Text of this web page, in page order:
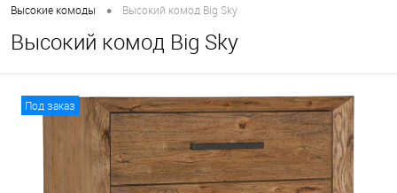
Высокие комоды • Высокий комод Big Sky
Высокий комод Big Sky
Под заказ